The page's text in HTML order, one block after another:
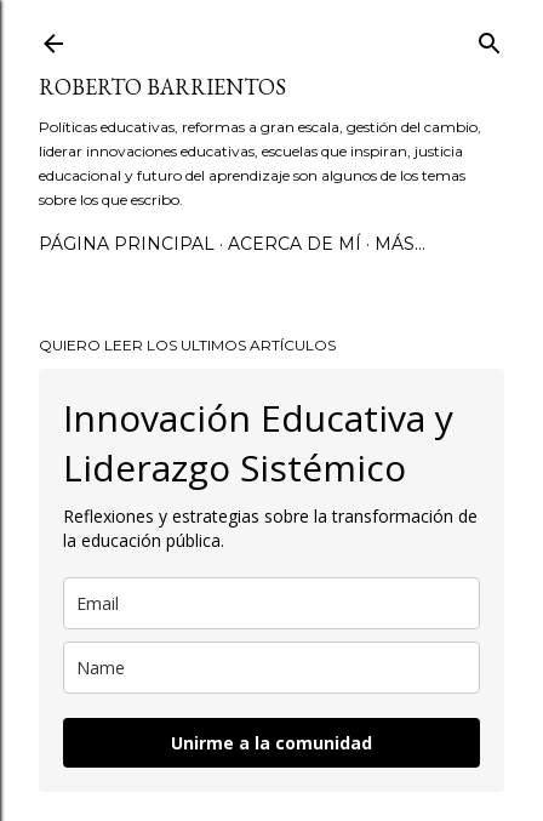
ROBERTO BARRIENTOS
Políticas educativas, reformas a gran escala, gestión del cambio,
liderar innovaciones educativas, escuelas que inspiran, justicia
educacional y futuro del aprendizaje son algunos de los temas
sobre los que escribo.
PÁGINA PRINCIPAL ACERCA DE MÍ MÁS…
QUIERO LEER LOS ULTIMOS ARTÍCULOS
Innovación Educativa y
Liderazgo Sistémico
Reflexiones y estrategias sobre la transformación de
la educación pública.
Unirme a la comunidad